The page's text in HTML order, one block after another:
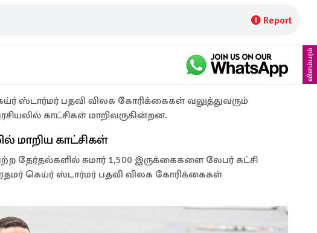
Report
விளம்பரம்
ஸ்டார்மர் பதவி விலக கோரிக்கைகள் வலுத்துவரும்
காட்சிகள் மாறிவருகின்றன.
மாறிய காட்சிகள்
தேர்தல்களில் சுமார் 1,500 இருக்கைகளை லேபர் கட்சி
கெய்ர் ஸ்டார்மர் பதவி விலக கோரிக்கைகள்